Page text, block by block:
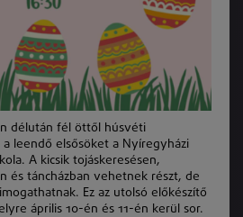
délután fél öttől húsvéti
a leendő elsősöket a Nyíregyházi
A kicsik tojáskeresésen,
és táncházban vehetnek részt, de
Ez az utolsó előkészítő
április 10-én és 11-én kerül sor.